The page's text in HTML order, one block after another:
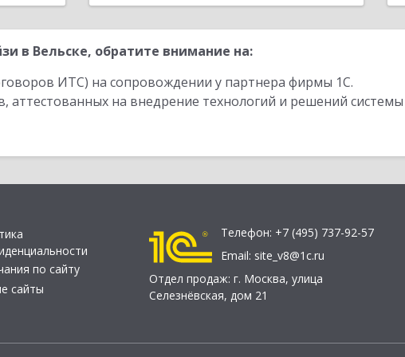
в Вельске, обратите внимание на:
ИТС) на сопровождении у партнера фирмы 1С.
аттестованных на внедрение технологий и решений
по сайту
сайты
Телефон: +7 (495) 737-92-57
Email: site_v8@1c.ru
Отдел продаж: г. Москва, улица
Селезнёвская, дом 21